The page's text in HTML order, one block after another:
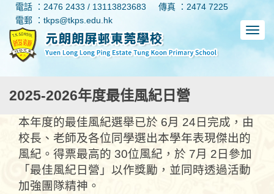
電話 ：2476 2433 / 13113823683
傳真 ：2474 7225
電郵 ：tkps@tkps.edu.hk
2025-2026年度最佳風紀日營
本年度的最佳風紀選舉已於 6月 24日完成，由
校長、老師及各位同學選出本學年表現傑出的
風紀。得票最高的 30位風紀，於 7月 2日參加
「最佳風紀日營」以作獎勵，並同時透過活動
加強團隊精神。